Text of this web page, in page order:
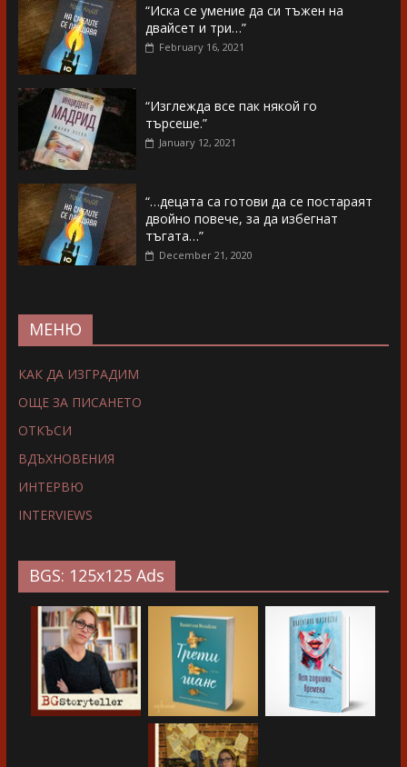
“Иска се умение да си тъжен на
двайсет и три…”
February 16, 2021
“Изглежда все пак някой го
търсеше.”
January 12, 2021
“…децата са готови да се постараят
двойно повече, за да избегнат
тъгата…”
December 21, 2020
МЕНЮ
КАК ДА ИЗГРАДИМ
ОЩЕ ЗА ПИСАНЕТО
ОТКЪСИ
ВДЪХНОВЕНИЯ
ИНТЕРВЮ
INTERVIEWS
BGS: 125x125 Ads